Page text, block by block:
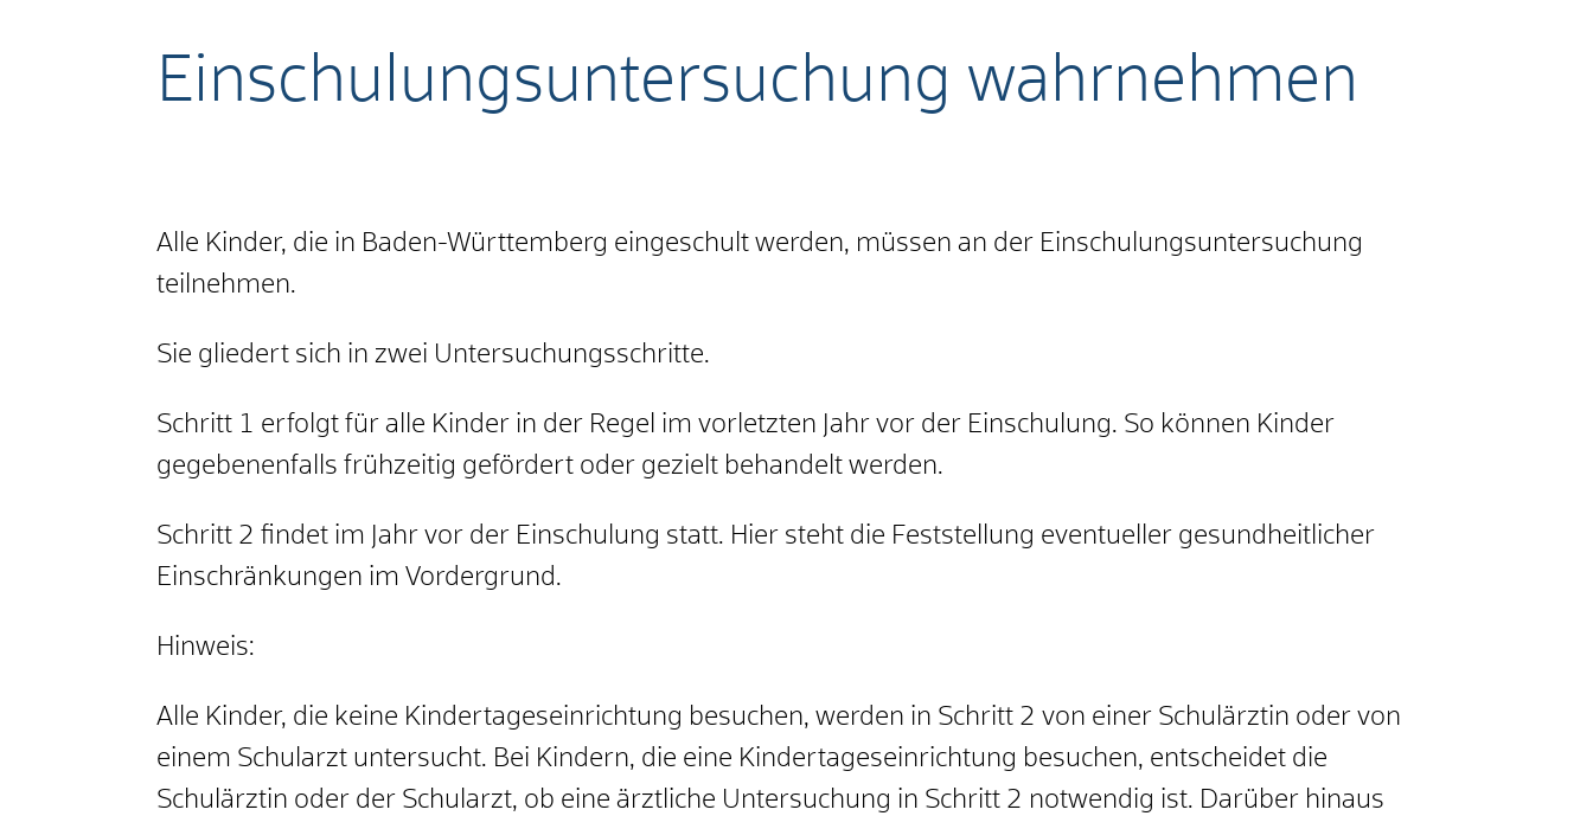
Einschulungsuntersuchung wahrnehmen
Alle Kinder, die in Baden-Württemberg eingeschult werden, müssen an der Einschulungsuntersuchung
teilnehmen.
Sie gliedert sich in zwei Untersuchungsschritte.
Schritt 1 erfolgt für alle Kinder in der Regel im vorletzten Jahr vor der Einschulung. So können Kinder
gegebenenfalls frühzeitig gefördert oder gezielt behandelt werden.
Schritt 2 findet im Jahr vor der Einschulung statt. Hier steht die Feststellung eventueller gesundheitlicher
Einschränkungen im Vordergrund.
Hinweis:
Alle Kinder, die keine Kindertageseinrichtung besuchen, werden in Schritt 2 von einer Schulärztin oder von
einem Schularzt untersucht. Bei Kindern, die eine Kindertageseinrichtung besuchen, entscheidet die
Schulärztin oder der Schularzt, ob eine ärztliche Untersuchung in Schritt 2 notwendig ist. Darüber hinaus